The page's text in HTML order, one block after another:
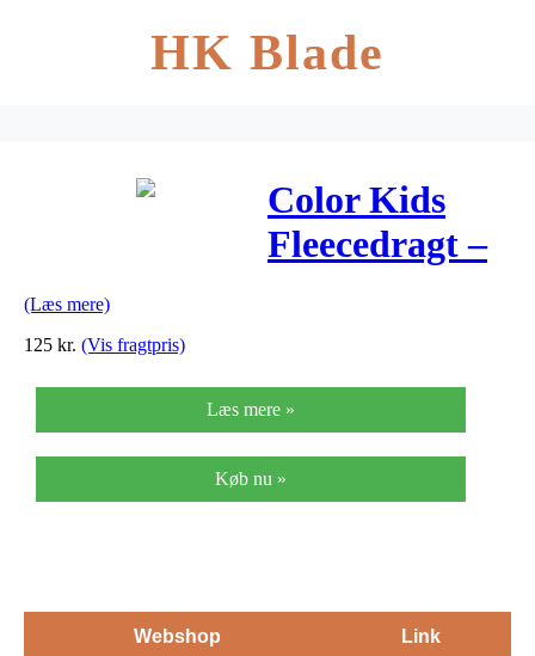
HK Blade
Color Kids
Fleecedragt –
(Læs mere)
125 kr. (Vis fragtpris)
Læs mere »
Køb nu »
Webshop Link